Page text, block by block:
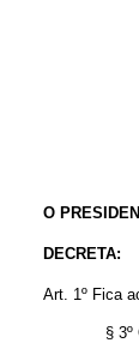
O
DECRETA:
Art. 1º Fica
§